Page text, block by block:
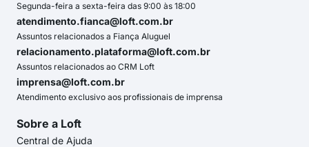
Segunda-feira a sexta-feira das 9:00 às 18:00
atendimento.fianca@loft.com.br
Assuntos relacionados a Fiança Aluguel
relacionamento.plataforma@loft.com.br
Assuntos relacionados ao CRM Loft
imprensa@loft.com.br
Atendimento exclusivo aos profissionais de imprensa
Sobre a Loft
Central de Ajuda